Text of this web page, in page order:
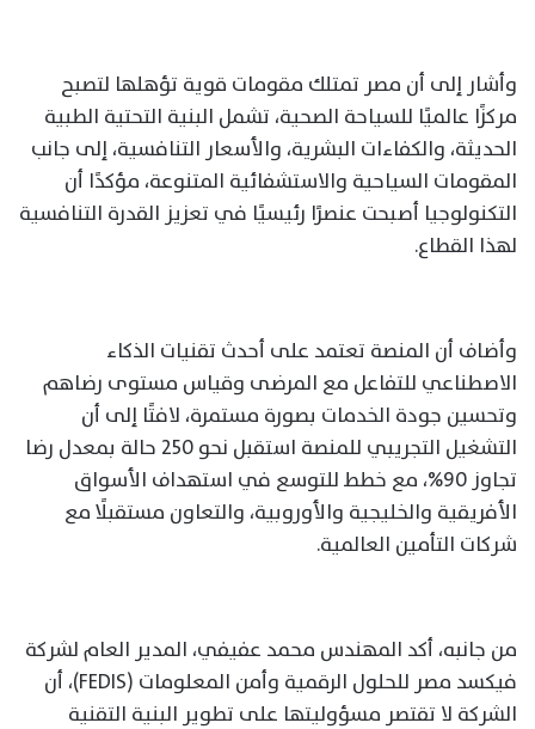
وأشار إلى أن مصر تمتلك مقومات قوية تؤهلها لتصبح
مركزًا عالميًا للسياحة الصحية، تشمل البنية التحتية الطبية
الحديثة، والكفاءات البشرية، والأسعار التنافسية، إلى جانب
المقومات السياحية والاستشفائية المتنوعة، مؤكدًا أن
التكنولوجيا أصبحت عنصرًا رئيسيًا في تعزيز القدرة التنافسية
لهذا القطاع.
وأضاف أن المنصة تعتمد على أحدث تقنيات الذكاء
الاصطناعي للتفاعل مع المرضى وقياس مستوى رضاهم
وتحسين جودة الخدمات بصورة مستمرة، لافتًا إلى أن
التشغيل التجريبي للمنصة استقبل نحو 250 حالة بمعدل رضا
تجاوز 90%، مع خطط للتوسع في استهداف الأسواق
الأفريقية والخليجية والأوروبية، والتعاون مستقبلًا مع
شركات التأمين العالمية.
من جانبه، أكد المهندس محمد عفيفي، المدير العام لشركة
فيكسد مصر للحلول الرقمية وأمن المعلومات (FEDIS)، أن
الشركة لا تقتصر مسؤوليتها على تطوير البنية التقنية